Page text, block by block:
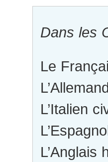
Dans les
Le
L’Italien
L’Anglais